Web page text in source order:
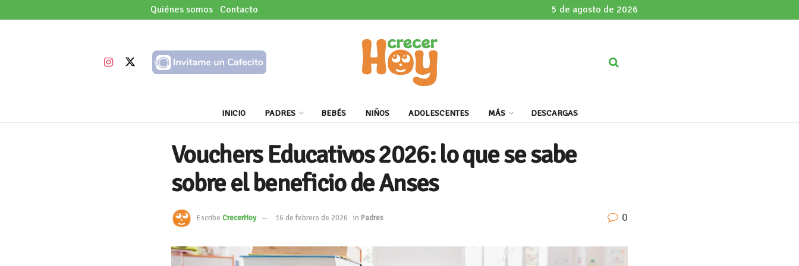
Quiénes somos Contacto 5 de agosto de 2026
INICIO PADRES BEBÉS NIÑOS ADOLESCENTES MÁS DESCARGAS
Vouchers Educativos 2026: lo que se sabe
sobre el beneficio de Anses
Escribe CrecerHoy 16 de febrero de 2026 in Padres 0